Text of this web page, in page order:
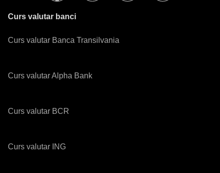
Curs valutar banci
Curs valutar Banca Transilvania
Curs valutar Alpha Bank
Curs valutar BCR
Curs valutar ING